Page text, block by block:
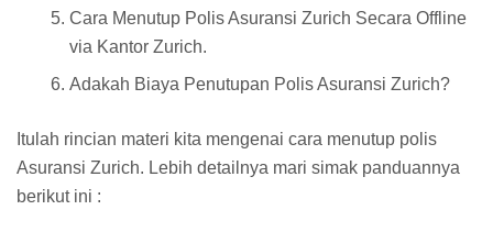
Cara Menutup Polis Asuransi Zurich Secara Offline
via Kantor Zurich.
Adakah Biaya Penutupan Polis Asuransi Zurich?
Itulah rincian materi kita mengenai cara menutup polis
Asuransi Zurich. Lebih detailnya mari simak panduannya
berikut ini :